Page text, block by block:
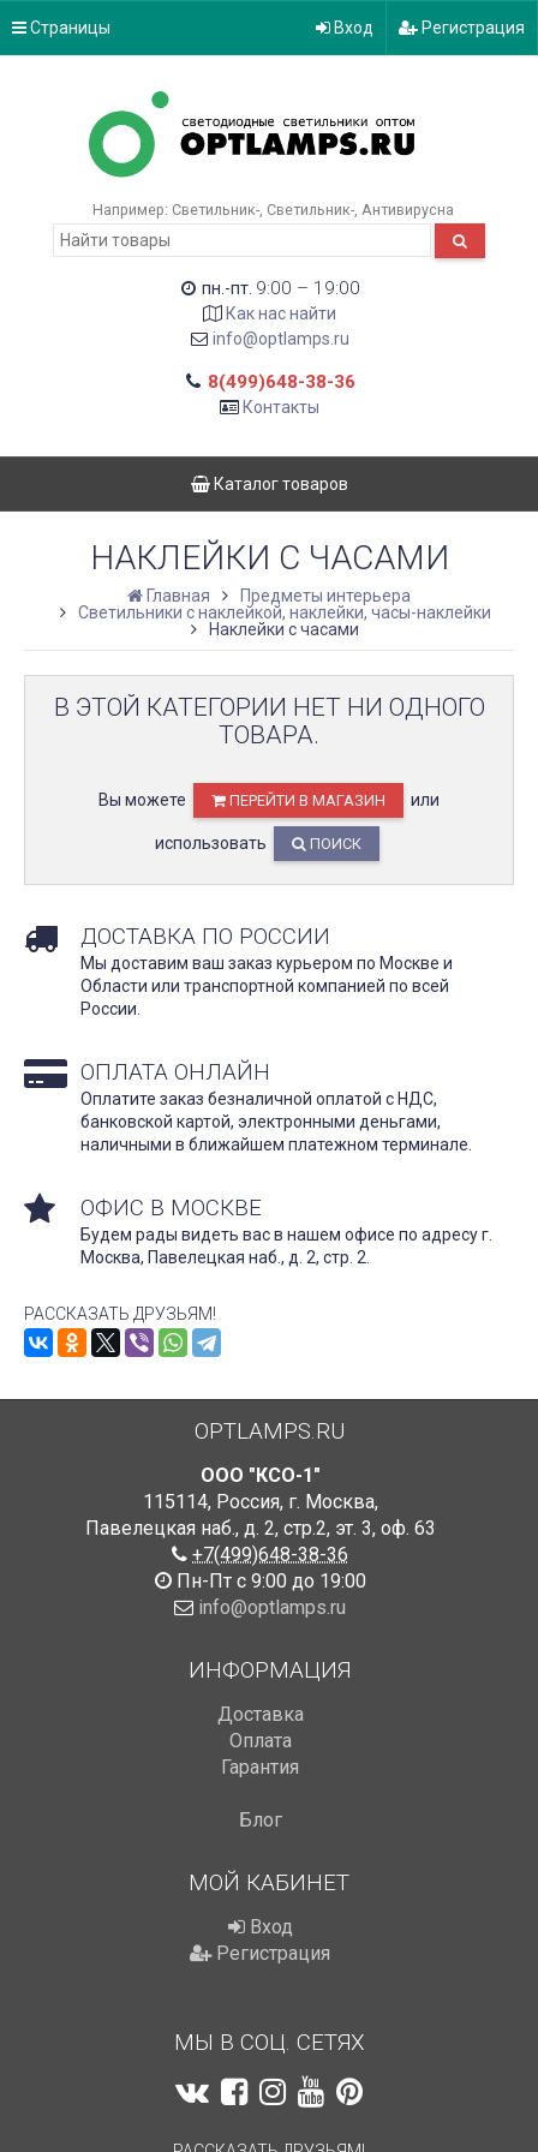
Страницы Вход Регистрация
Например: Светильник- Светильник- Антивирусна
пн.-пт. 9:00 – 19:00
Как нас найти
info@optlamps.ru
8(499)648-38-36
Контакты
Каталог товаров
НАКЛЕЙКИ С ЧАСАМИ
Главная
Предметы интерьера
Светильники с наклейкой, наклейки, часы-наклейки
Наклейки с часами
В ЭТОЙ КАТЕГОРИИ НЕТ НИ ОДНОГО
ТОВАРА.
Вы можете ПЕРЕЙТИ В МАГАЗИН или
использовать ПОИСК
ДОСТАВКА ПО РОССИИ
Мы доставим ваш заказ курьером по Москве и
Области или транспортной компанией по всей
России.
ОПЛАТА ОНЛАЙН
Оплатите заказ безналичной оплатой с НДС,
банковской картой, электронными деньгами,
наличными в ближайшем платежном терминале.
ОФИС В МОСКВЕ
Будем рады видеть вас в нашем офисе по адресу г.
Москва, Павелецкая наб., д. 2, стр. 2.
РАССКАЗАТЬ ДРУЗЬЯМ!
OPTLAMPS.RU
ООО "КСО-1"
115114, Россия, г. Москва,
Павелецкая наб., д. 2, стр.2, эт. 3, оф. 63
+7(499)648-38-36
Пн-Пт с 9:00 до 19:00
info@optlamps.ru
ИНФОРМАЦИЯ
Доставка
Оплата
Гарантия
Блог
МОЙ КАБИНЕТ
Вход
Регистрация
МЫ В СОЦ. СЕТЯХ